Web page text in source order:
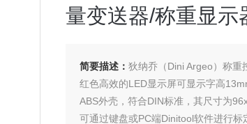
量变送器/称重显示
简要描述： 狄纳乔（Dini Argeo）称重
红色高效的LED显示屏可显示字高
ABS外壳，符合DIN标准，其尺寸为
可通过键盘或PC端Dinitool软件进行标